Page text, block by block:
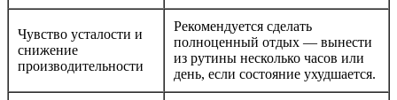
Чувство усталости и
снижение
производительности
Рекомендуется сделать
полноценный отдых — вынести
из рутины несколько часов или
день, если состояние ухудшается.